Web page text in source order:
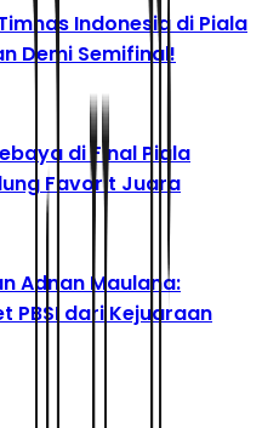
Indonesia di Piala
Demi Semifinal!
di Final Piala
Favorit Juara
Adnan Maulana:
PBSI dari Kejuaraan